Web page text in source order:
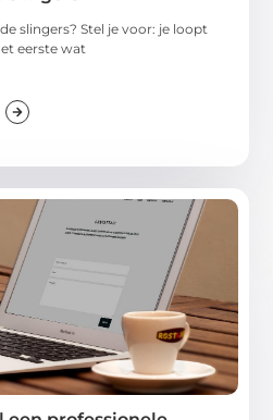
slingers? Stel je voor: je loopt
eerste wat